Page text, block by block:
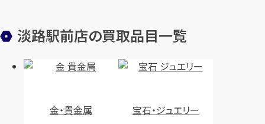
淡路駅前店の買取品目一覧
金・貴金属 宝石・ジュエリー